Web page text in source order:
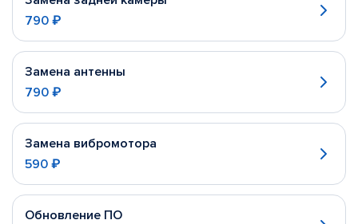
790 ₽
Замена антенны
790 ₽
Замена вибромотора
590 ₽
Обновление ПО